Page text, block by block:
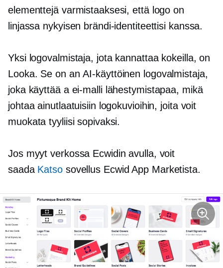
elementtejä varmistaaksesi, että logo on
linjassa nykyisen brändi-identiteettisi kanssa.
Yksi logovalmistaja, jota kannattaa kokeilla, on
Looka. Se on anAI-käyttöinen logovalmistaja,
joka käyttää a ei-mallilähestymistapaa, mikä
johtaa ainutlaatuisiin logokuvioihin, joita voit
muokata tyyliisi sopivaksi.
Jos myyt verkossa Ecwidin avulla, voit
saada Katsosovellus Ecwid App Marketista.